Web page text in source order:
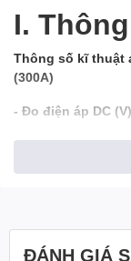
I.
Thông số kĩ thuật
(300A)
- Đo điện áp DC
- Đo điện áp AC
- Đo điện trở R
- Đo nhiệt độ : R x
ĐÁNH GIÁ